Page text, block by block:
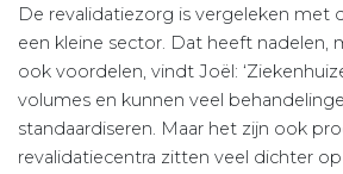
De revalidatiezorg is vergeleken met
een kleine sector. Dat heeft nadelen,
ook voordelen, vindt Joël:
volumes en kunnen veel
standaardiseren. Maar het zijn ook
revalidatiecentra zitten veel dichter